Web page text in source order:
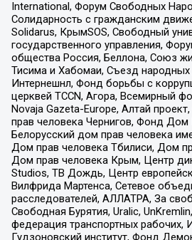
International, Форум Свободных
Солидарность с гражданским
Solidarus, КрымSOS, Свободный
государственного управления,
общества Россия, Беллона, Союз
Тисима и Хабомаи, Съезд народных
Интернешнл, Фонд борьбы с
церквей TCCN, Агора, Всемирный
Novaja Gazeta-Europe, Алтай
прав человека Чернигов, Фонд Дом
Белорусский дом прав человека
Дом прав человека Тбилиси, Дом
Дом прав человека Крым, Центр
Studios, ТВ Дождь, Центр
Вилфрида Мартенса, Сетевое
расследователей, АЛЛАТРА, За
Свободная Бурятия, Uralic,
федерация транспортных рабочих,
Гудзоновский институт, Фонд